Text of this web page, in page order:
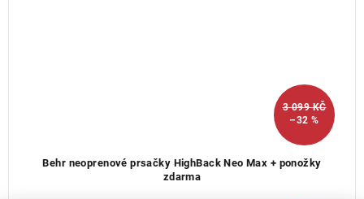
3 099 KČ
–32 %
Behr neoprenové prsačky HighBack Neo Max + ponožky
zdarma